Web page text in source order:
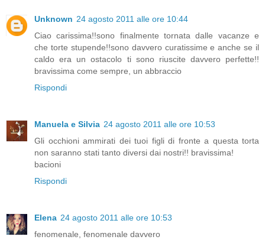
Unknown 24 agosto 2011 alle ore 10:44
Ciao carissima!!sono finalmente tornata dalle vacanze e
che torte stupende!!sono davvero curatissime e anche se il
caldo era un ostacolo ti sono riuscite davvero perfette!!
bravissima come sempre, un abbraccio
Rispondi
Manuela e Silvia 24 agosto 2011 alle ore 10:53
Gli occhioni ammirati dei tuoi figli di fronte a questa torta
non saranno stati tanto diversi dai nostri!! bravissima!
bacioni
Rispondi
Elena 24 agosto 2011 alle ore 10:53
fenomenale, fenomenale davvero